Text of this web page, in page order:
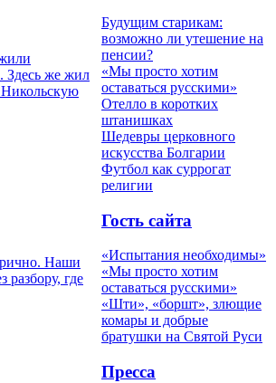
Здесь же жил
Наши
где
Будущим старикам:
возможно ли утешение на
пенсии?
«Мы просто хотим
оставаться русскими»
Отелло в коротких
штанишках
Шедевры церковного
искусства Болгарии
Футбол как суррогат
религии
Гость сайта
«Испытания необходимы»
«Мы просто хотим
оставаться русскими»
«Шти», «боршт», злющие
комары и добрые
братушки на Святой Руси
Пресса